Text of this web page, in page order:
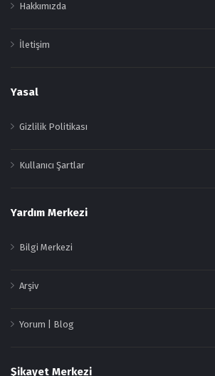
Hakkımızda
İletişim
Yasal
Gizlilik Politikası
Kullanıcı Şartlar
Yardım Merkezi
Bilgi Merkezi
Arşiv
Yorum | Blog
Şikayet Merkezi